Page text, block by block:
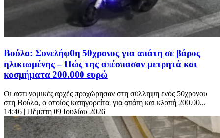
Βούλα: Συνελήφθη 50χρονος για απάτη σε βάρος
ηλικιωμένης – Πώς της απέσπασαν μετρητά και
κοσμήματα 200.000 ευρώ
Οι αστυνομικές αρχές προχώρησαν στη σύλληψη ενός 50χρονου
στη Βούλα, ο οποίος κατηγορείται για απάτη και κλοπή 200.00...
14:46 | Πέμπτη 09 Ιουλίου 2026